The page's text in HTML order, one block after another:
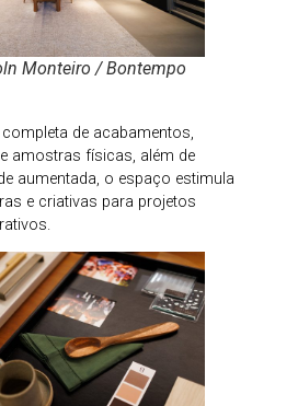
Monteiro / Bontempo
de acabamentos,
amostras físicas, além de
aumentada, o espaço estimula
e criativas para projetos